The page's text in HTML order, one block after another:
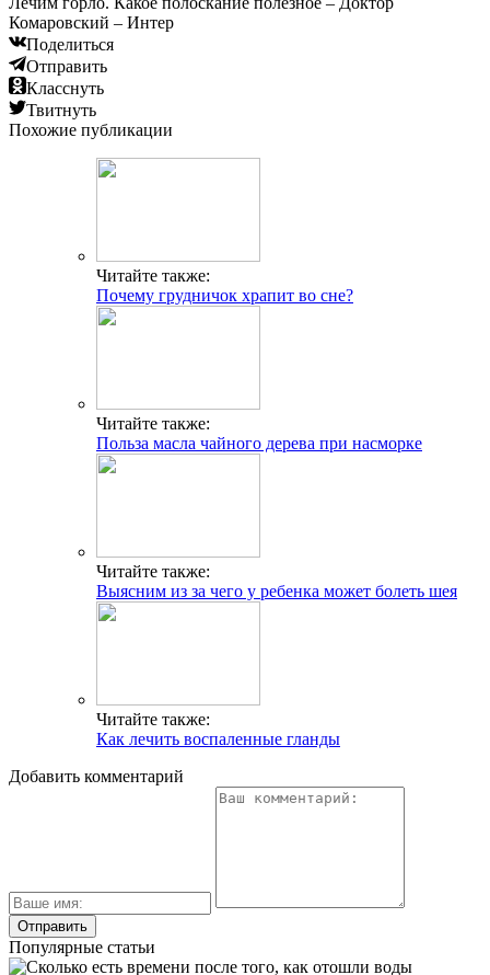
Комаровский – Интер
Поделиться
Отправить
Класснуть
Твитнуть
Похожие публикации
Читайте также:
Почему грудничок храпит во сне?
Читайте также:
Польза масла чайного дерева при насморке
Читайте также:
Выясним из за чего у ребенка может болеть шея
Читайте также:
Как лечить воспаленные гланды
Добавить комментарий
Популярные статьи